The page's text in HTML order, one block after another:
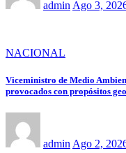
admin Ago 3,
NACIONAL
Viceministro de Medio
provocados con propósitos
admin Ago 2,